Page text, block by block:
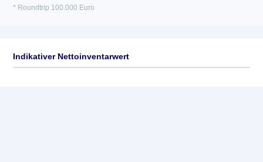
* Roundtrip 100.000 Euro
Indikativer Nettoinventarwert